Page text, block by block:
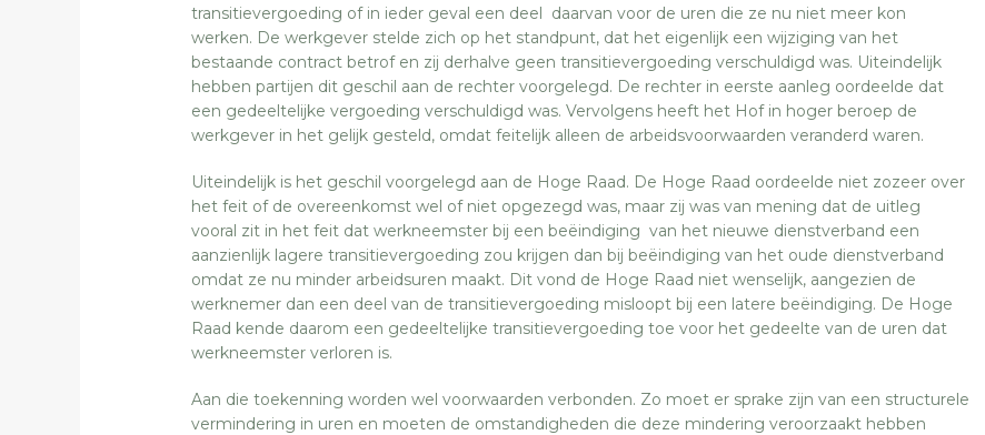
transitievergoeding of in ieder geval een deel daarvan voor de uren die ze nu niet meer kon
werken. De werkgever stelde zich op het standpunt, dat het eigenlijk een wijziging van het
bestaande contract betrof en zij derhalve geen transitievergoeding verschuldigd was. Uiteindelijk
hebben partijen dit geschil aan de rechter voorgelegd. De rechter in eerste aanleg oordeelde dat
een gedeeltelijke vergoeding verschuldigd was. Vervolgens heeft het Hof in hoger beroep de
werkgever in het gelijk gesteld, omdat feitelijk alleen de arbeidsvoorwaarden veranderd waren.
Uiteindelijk is het geschil voorgelegd aan de Hoge Raad. De Hoge Raad oordeelde niet zozeer over
het feit of de overeenkomst wel of niet opgezegd was, maar zij was van mening dat de uitleg
vooral zit in het feit dat werkneemster bij een beëindiging van het nieuwe dienstverband een
aanzienlijk lagere transitievergoeding zou krijgen dan bij beëindiging van het oude dienstverband
omdat ze nu minder arbeidsuren maakt. Dit vond de Hoge Raad niet wenselijk, aangezien de
werknemer dan een deel van de transitievergoeding misloopt bij een latere beëindiging. De Hoge
Raad kende daarom een gedeeltelijke transitievergoeding toe voor het gedeelte van de uren dat
werkneemster verloren is.
Aan die toekenning worden wel voorwaarden verbonden. Zo moet er sprake zijn van een structurele
vermindering in uren en moeten de omstandigheden die deze mindering veroorzaakt hebben